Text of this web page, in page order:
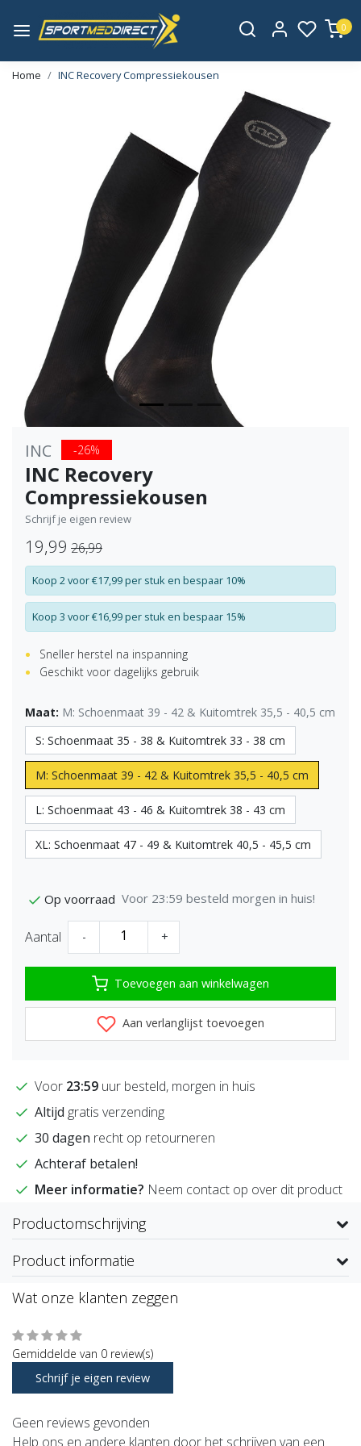
0
Home INC Recovery Compressiekousen
INC -26%
INC Recovery
Compressiekousen
Schrijf je eigen review
19,99 26,99
Koop 2 voor €17,99 per stuk en bespaar 10%
Koop 3 voor €16,99 per stuk en bespaar 15%
Sneller herstel na inspanning
Geschikt voor dagelijks gebruik
Maat: M: Schoenmaat 39 - 42 & Kuitomtrek 35,5 - 40,5 cm
S: Schoenmaat 35 - 38 & Kuitomtrek 33 - 38 cm
M: Schoenmaat 39 - 42 & Kuitomtrek 35,5 - 40,5 cm
L: Schoenmaat 43 - 46 & Kuitomtrek 38 - 43 cm
XL: Schoenmaat 47 - 49 & Kuitomtrek 40,5 - 45,5 cm
Op voorraad Voor 23:59 besteld morgen in huis!
Aantal - +
Toevoegen aan winkelwagen
Aan verlanglijst toevoegen
Voor 23:59 uur besteld, morgen in huis
Altijd gratis verzending
30 dagen recht op retourneren
Achteraf betalen!
Meer informatie? Neem contact op over dit product
Productomschrijving
Product informatie
Wat onze klanten zeggen
Gemiddelde van 0 review(s)
Schrijf je eigen review
Geen reviews gevonden
Help ons en andere klanten door het schrijven van een